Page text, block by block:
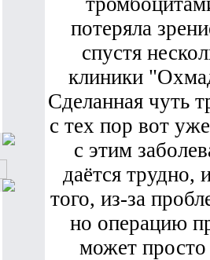
потеряла
спустя
клиники
Сделанная чуть
с тех пор вот
с этим
даётся трудно,
того, из-за
но операцию
может просто